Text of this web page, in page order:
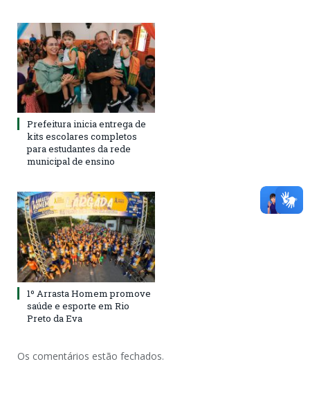
Prefeitura inicia entrega de
kits escolares completos
para estudantes da rede
municipal de ensino
1º Arrasta Homem promove
saúde e esporte em Rio
Preto da Eva
Os comentários estão fechados.